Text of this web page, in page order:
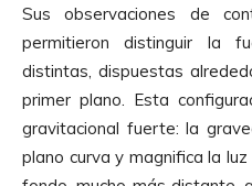
Sus observaciones de
permitieron distinguir la
distintas, dispuestas
primer plano. Esta
gravitacional fuerte: la
plano curva y magnifica la